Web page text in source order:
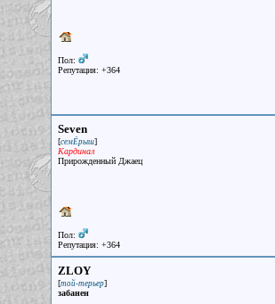
Пол:
Репутация: +364
Seven
[семЁрыш]
Кардинал
Прирожденный Джаец
Пол:
Репутация: +364
ZLOY
[той-терьер]
забанен